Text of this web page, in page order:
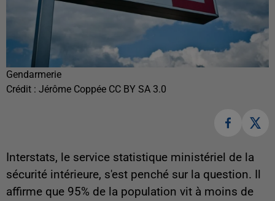
Gendarmerie
Crédit : Jérôme Coppée CC BY SA 3.0
Interstats, le service statistique ministériel de la
sécurité intérieure, s'est penché sur la question. Il
affirme que 95% de la population vit à moins de